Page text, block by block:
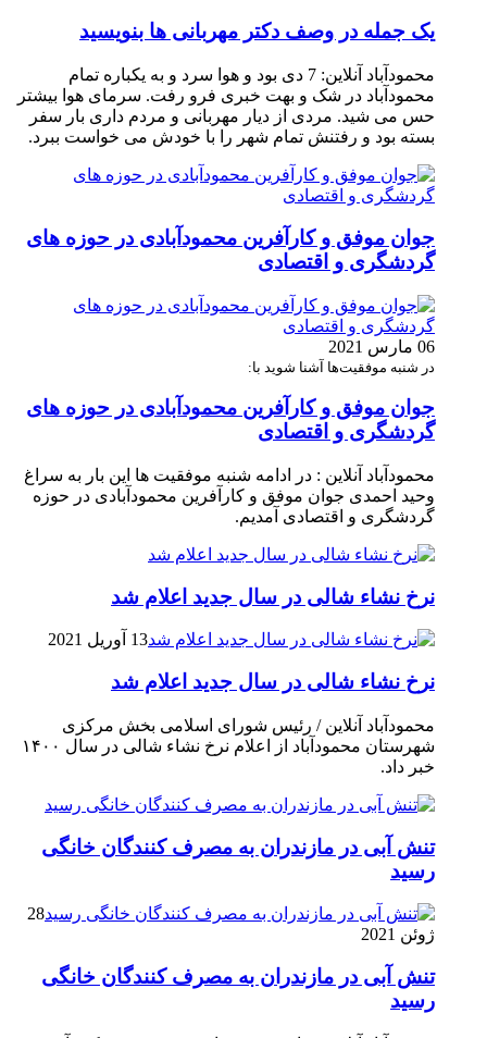
یک جمله در وصف دکتر مهربانی ها بنویسید
محمودآباد آنلاین: 7 دی بود و هوا سرد و به یکباره تمام
محمودآباد در شک و بهت خبری فرو رفت. سرمای هوا بیشتر
حس می شید. مردی از دیار مهربانی و مردم داری بار سفر
بسته بود و رفتنش تمام شهر را با خودش می خواست ببرد.
جوان موفق و کارآفرین محمودآبادی در حوزه های
گردشگری و اقتصادی
06 مارس 2021
در شنبه موفقیت‌ها آشنا شوید با:
جوان موفق و کارآفرین محمودآبادی در حوزه های
گردشگری و اقتصادی
محمودآباد آنلاین : در ادامه شنبه موفقیت ها این بار به سراغ
وحید احمدی جوان موفق و کارآفرین محمودآبادی در حوزه
گردشگری و اقتصادی آمدیم.
نرخ نشاء شالی در سال جدید اعلام شد
13 آوریل 2021
نرخ نشاء شالی در سال جدید اعلام شد
محمودآباد آنلاین / رئیس شورای اسلامی بخش مرکزی
شهرستان محمودآباد از اعلام نرخ نشاء شالی در سال ۱۴۰۰
خبر داد.
تنش آبی در مازندران به مصرف كنندگان خانگی
رسيد
28
ژوئن 2021
تنش آبی در مازندران به مصرف كنندگان خانگی
رسيد